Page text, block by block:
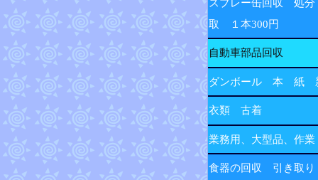
スプレー缶回収 処
取 １本300円
自動車部品回収
ダンボール 本 紙
衣類 古着
業務用、大型品、作業
食器の回収 引き取り